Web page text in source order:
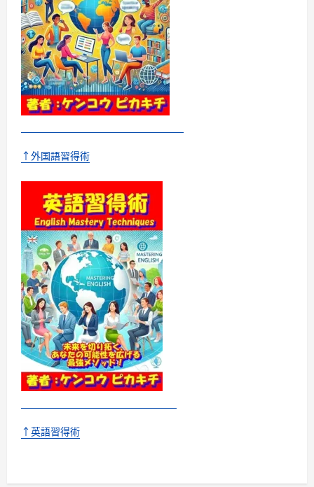
↑外国語習得術
↑英語習得術